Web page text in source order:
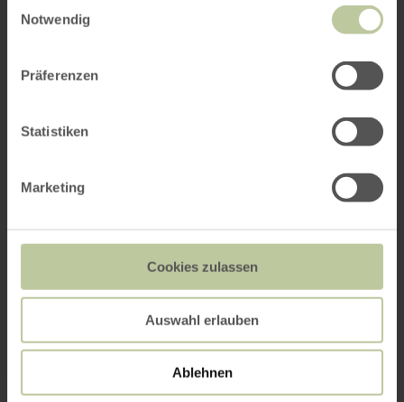
Notwendig
Präferenzen
Statistiken
Marketing
Cookies zulassen
Auswahl erlauben
Ablehnen